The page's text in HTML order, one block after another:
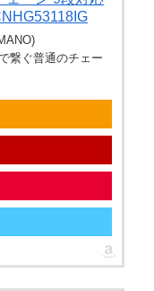
繋ぐ普通のチェー